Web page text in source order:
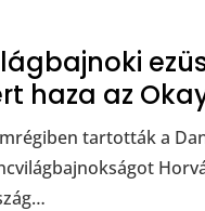
haza az
tartották a